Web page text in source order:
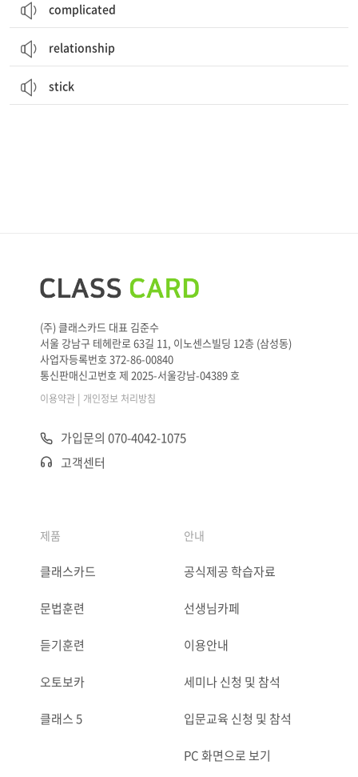
complicated
relationship
stick
(주) 클래스카드 대표 김준수
서울 강남구 테헤란로 63길 11, 이노센스빌딩 12층 (삼성동)
사업자등록번호 372-86-00840
통신판매신고번호 제 2025-서울강남-04389 호
이용약관 | 개인정보 처리방침
가입문의 070-4042-1075
고객센터
제품
클래스카드
문법훈련
듣기훈련
오토보카
클래스 5
안내
공식제공 학습자료
선생님카페
이용안내
세미나 신청 및 참석
입문교육 신청 및 참석
PC 화면으로 보기